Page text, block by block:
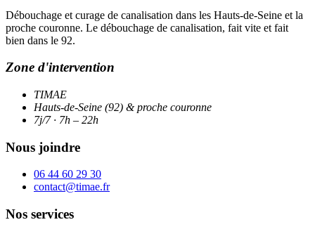
Débouchage et curage de canalisation dans les Hauts-de-Seine et la
proche couronne. Le débouchage de canalisation, fait vite et fait
bien dans le 92.
Zone d'intervention
TIMAE
Hauts-de-Seine (92) & proche couronne
7j/7 · 7h – 22h
Nous joindre
06 44 60 29 30
contact@timae.fr
Nos services